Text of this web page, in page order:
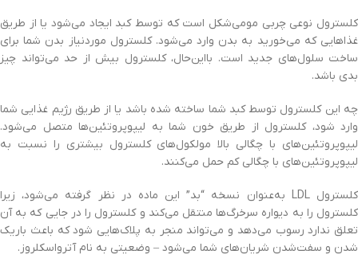
کلسترول نوعی چربی مومی‌شکل است که توسط کبد ایجاد می‌شود یا از طریق
غذاهایی که می‌خورید به بدن وارد می‌شود. کلسترول موردنیاز بدن شما برای
ساخت سلول‌های جدید است. بااین‌حال، کلسترول بیش از حد می‌تواند چیز
بدی باشد.
چه این کلسترول توسط کبد شما ساخته شده باشد یا از طریق رژیم غذایی شما
وارد شود، کلسترول از طریق خون شما به لیپوپروتئین‌ها متصل می‌شود.
لیپوپروتئین‌های با چگالی بالا مولکول‌های کلسترول بیشتری را نسبت به
لیپوپروتئین‌های با چگالی کم حمل می‌کنند.
کلسترول LDL به‌عنوان نسخه “بد” این ماده در نظر گرفته می‌شود، زیرا
کلسترول را به دیواره سرخرگ‌ها منتقل می‌کند و کلسترول را در جایی که به آن
تعلق ندارد رسوب می‌دهد و می‌تواند منجر به پلاک‌هایی شود که باعث باریک
شدن و سفت‌شدن شریان‌های شما می‌شود – وضعیتی به نام آترواسکلروز.